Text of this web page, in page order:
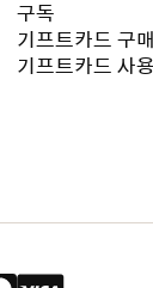
구독
기프트카드 구매
기프트카드 사용